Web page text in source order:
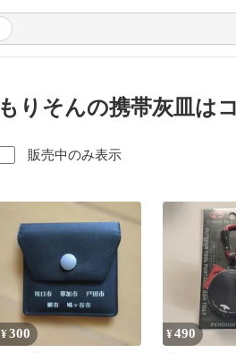
もりそんの携帯灰皿は
販売中のみ表示
¥300 ¥490